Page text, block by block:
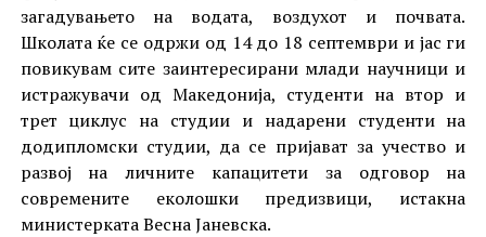
загадувањето на водата, воздухот и почвата.
Школата ќе се одржи од 14 до 18 септември и јас ги
повикувам сите заинтересирани млади научници и
истражувачи од Македонија, студенти на втор и
трет циклус на студии и надарени студенти на
додипломски студии, да се пријават за учество и
развој на личните капацитети за одговор на
современите еколошки предизвици, истакна
министерката Весна Јаневска.